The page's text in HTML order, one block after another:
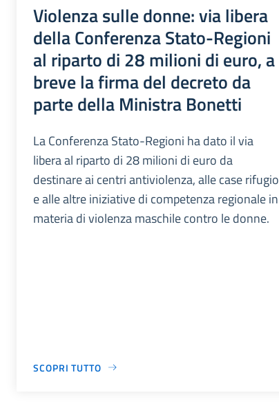
Violenza sulle donne: via libera
della Conferenza Stato-Regioni
al riparto di 28 milioni di euro, a
breve la firma del decreto da
parte della Ministra Bonetti
La Conferenza Stato-Regioni ha dato il via
libera al riparto di 28 milioni di euro da
destinare ai centri antiviolenza, alle case rifugio
e alle altre iniziative di competenza regionale in
materia di violenza maschile contro le donne.
SCOPRI TUTTO